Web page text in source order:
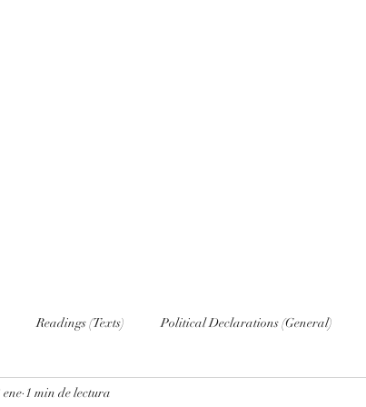
Readings (Texts) Political Declarations (General)
English (Publications)
ene 1 min de lectura